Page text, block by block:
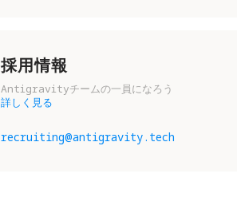
採用情報
Antigravityチームの一員になろう
詳しく見る
recruiting@antigravity.tech